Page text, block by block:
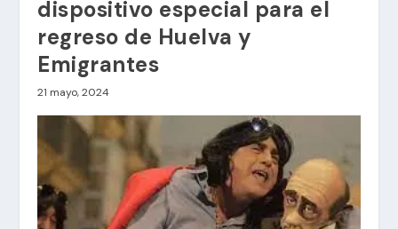
dispositivo especial para el
regreso de Huelva y
Emigrantes
21 mayo, 2024